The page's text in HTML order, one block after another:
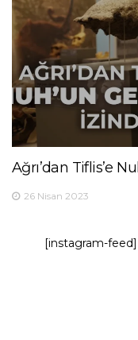
Ağrı’dan Tiflis’e
26 Nisan 2023
[instagram-feed]